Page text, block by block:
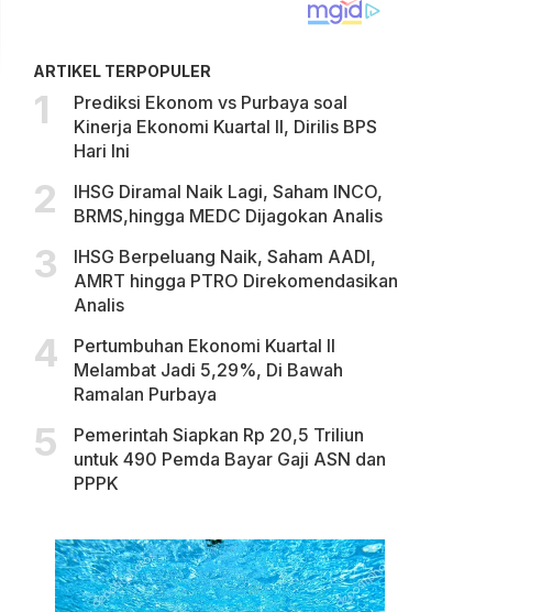
ARTIKEL TERPOPULER
Prediksi Ekonom vs Purbaya soal
Kinerja Ekonomi Kuartal II, Dirilis BPS
Hari Ini
IHSG Diramal Naik Lagi, Saham INCO,
BRMS,hingga MEDC Dijagokan Analis
IHSG Berpeluang Naik, Saham AADI,
AMRT hingga PTRO Direkomendasikan
Analis
Pertumbuhan Ekonomi Kuartal II
Melambat Jadi 5,29%, Di Bawah
Ramalan Purbaya
Pemerintah Siapkan Rp 20,5 Triliun
untuk 490 Pemda Bayar Gaji ASN dan
PPPK